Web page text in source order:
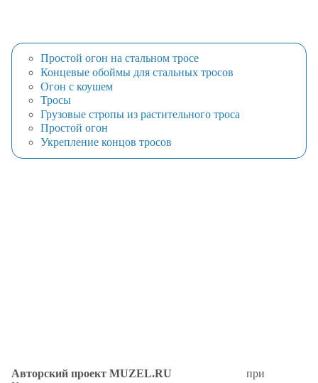
Простой огон на стальном тросе
Концевые обоймы для стальных тросов
Огон с коушем
Тросы
Грузовые стропы из растительного троса
Простой огон
Укрепление концов тросов
Авторский проект MUZEL.RU
при